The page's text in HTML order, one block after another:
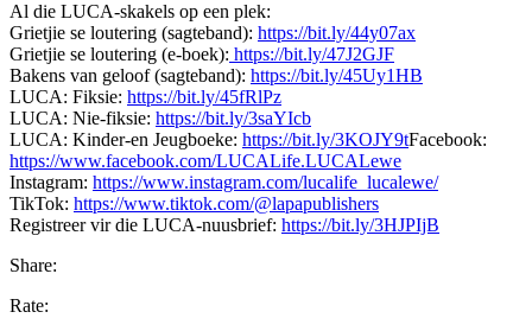
Al die LUCA-skakels op een plek:
Grietjie se loutering (sagteband): https://bit.ly/44y07ax
Grietjie se loutering (e-boek): https://bit.ly/47J2GJF
Bakens van geloof (sagteband): https://bit.ly/45Uy1HB
LUCA: Fiksie: https://bit.ly/45fRlPz
LUCA: Nie-fiksie: https://bit.ly/3saYIcb
LUCA: Kinder-en Jeugboeke: https://bit.ly/3KOJY9tFacebook:
https://www.facebook.com/LUCALife.LUCALewe
Instagram: https://www.instagram.com/lucalife_lucalewe/
TikTok: https://www.tiktok.com/@lapapublishers
Registreer vir die LUCA-nuusbrief: https://bit.ly/3HJPIjB
Share:
Rate: